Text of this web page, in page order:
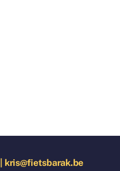
kris@fietsbarak.be